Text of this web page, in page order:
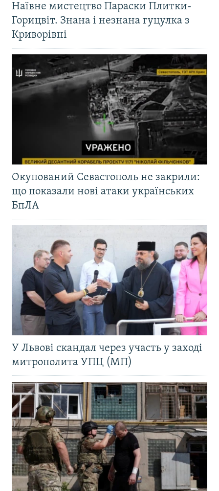
Наївне мистецтво Параски Плитки-
Горицвіт. Знана і незнана гуцулка з
Криворівні
Окупований Севастополь не закрили:
що показали нові атаки українських
БпЛА
У Львові скандал через участь у заході
митрополита УПЦ (МП)